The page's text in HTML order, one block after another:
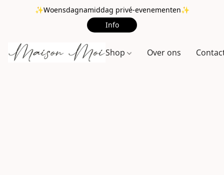
✨Woensdagnamiddag privé-evenementen✨
Info
Shop Over ons